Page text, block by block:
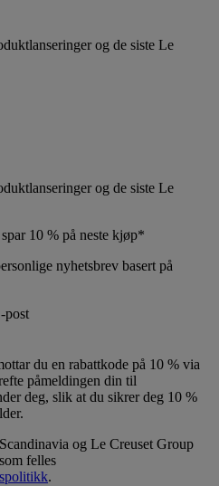
og de siste Le
og de siste Le
10 % på neste kjøp*
nyhetsbrev basert på
post
du en rabattkode på 10 % via
påmeldingen din til
deg, slik at du sikrer deg 10 %
og Le Creuset Group
felles
.